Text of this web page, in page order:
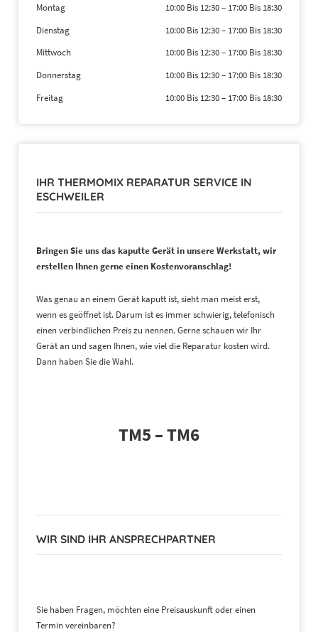
Montag 10:00 Bis 12:30– 17:00 Bis 18:30
Dienstag
10:00 Bis 12:30– 17:00 Bis 18:30
Mittwoch
10:00 Bis 12:30– 17:00 Bis 18:30
Donnerstag
10:00 Bis 12:30– 17:00 Bis 18:30
Freitag
10:00 Bis 12:30– 17:00 Bis 18:30
IHR THERMOMIX REPARATUR SERVICE IN
ESCHWEILER
Bringen Sie uns das kaputte Gerät in unsere Werkstatt, wir
erstellen Ihnen gerne einen Kostenvoranschlag!
Was genau an einem Gerät kaputt ist, sieht man meist erst,
wenn es geöffnet ist. Darum ist es immer schwierig, telefonisch
einen verbindlichen Preis zu nennen. Gerne schauen wir Ihr
Gerät an und sagen Ihnen, wie viel die Reparatur kosten wird.
Dann haben Sie die Wahl.
TM5 – TM6
WIR SIND IHR ANSPRECHPARTNER
Sie haben Fragen, möchten eine Preisauskunft oder einen
Termin vereinbaren?